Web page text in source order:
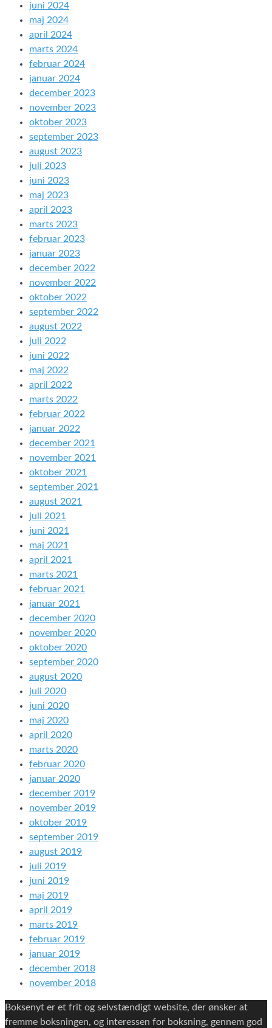
juni 2024
maj 2024
april 2024
marts 2024
februar 2024
januar 2024
december 2023
november 2023
oktober 2023
september 2023
august 2023
juli 2023
juni 2023
maj 2023
april 2023
marts 2023
februar 2023
januar 2023
december 2022
november 2022
oktober 2022
september 2022
august 2022
juli 2022
juni 2022
maj 2022
april 2022
marts 2022
februar 2022
januar 2022
december 2021
november 2021
oktober 2021
september 2021
august 2021
juli 2021
juni 2021
maj 2021
april 2021
marts 2021
februar 2021
januar 2021
december 2020
november 2020
oktober 2020
september 2020
august 2020
juli 2020
juni 2020
maj 2020
april 2020
marts 2020
februar 2020
januar 2020
december 2019
november 2019
oktober 2019
september 2019
august 2019
juli 2019
juni 2019
maj 2019
april 2019
marts 2019
februar 2019
januar 2019
december 2018
november 2018
Boksenyt er et frit og selvstændigt website, der ønsker at
fremme boksningen, og interessen for boksning, gennem god